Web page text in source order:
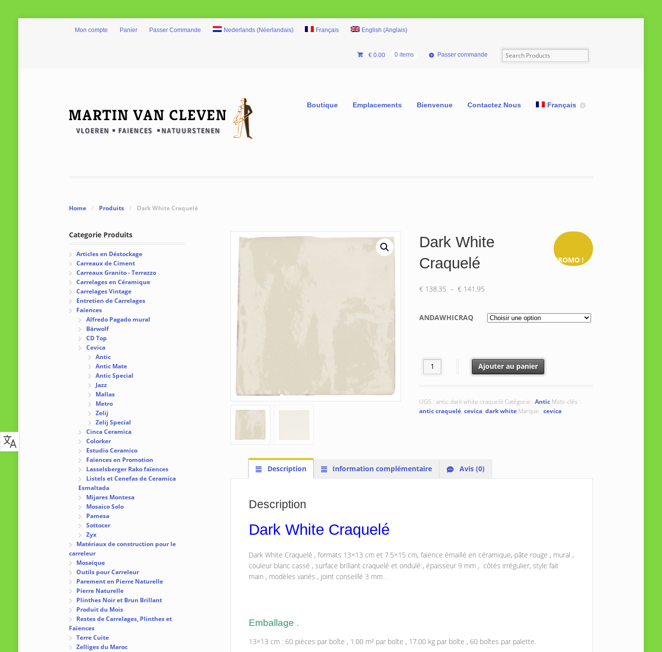
Mon compte Panier Passer Commande Nederlands(Néerlandais) Français English (Anglais)
€0.00 0 items Passer commande
Boutique Emplacements Bienvenue Contactez Nous Français
Home / Produits / Dark White Craquelé
PROMO !
Dark White
Craquelé
€138.35 – €141.95Plage
€ 138.35
ANDAWHICRAQ
quantité de Dark White Craquelé
Ajouter au panier
UGS : antic dark white craquelé Catégorie : Antic Mots-clés :
antic craquelé, cevica, dark white Marque : cevica
Description Information complémentaire Avis (0)
Description
Dark White Craquelé
Dark White Craquelé , formats 13×13 cm et 7.5×15 cm, faïence émaillé en céramique, pâte rouge , mural ,
couleur blanc cassé , surface brillant craquelé et ondulé , épaisseur 9 mm , côtés irrégulier, style fait
main , modèles variés , joint conseillé 3 mm .
Emballage .
13×13 cm : 60 pièces par boîte , 1.00 m² par boîte , 17.00 kg par boîte , 60 boîtes par palette.
Categorie Produits
Articles en Déstockage
Carreaux de Ciment
Carreaux Granito - Terrazzo
Carrelages en Céramique
Carrelages Vintage
Entretien de Carrelages
Faïences
Alfredo Pagado mural
Bärwolf
CD Top
Cevica
Antic
Antic Mate
Antic Special
Jazz
Mallas
Metro
Zelij
Zelij Special
Cinca Ceramica
Colorker
Estudio Ceramico
Faïences en Promotion
Lasselsberger Rako faïences
Listels et Cenefas de Ceramica
Esmaltada
Mijares Montesa
Mosaico Solo
Pamesa
Sottocer
Zyx
Matériaux de construction pour le
carreleur
Mosaïque
Outils pour Carreleur
Parement en Pierre Naturelle
Pierre Naturelle
Plinthes Noir et Brun Brillant
Produit du Mois
Restes de Carrelages, Plinthes et
Faïences
Terre Cuite
Zelliges du Maroc